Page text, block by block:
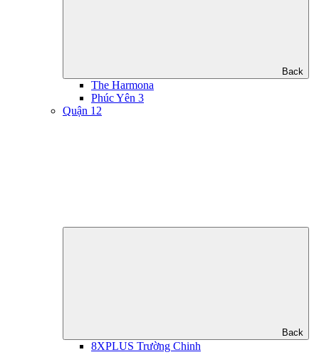
Back
The Harmona
Phúc Yên 3
Quận 12
Back
8XPLUS Trường Chinh